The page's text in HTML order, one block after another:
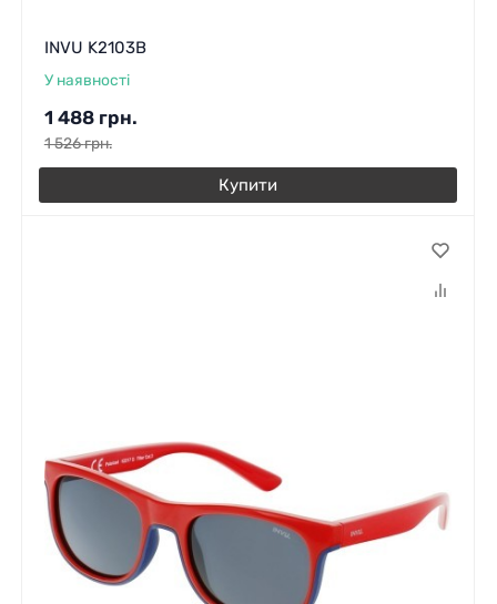
INVU K2103B
У наявності
1 488 грн.
1 526грн.
Купити